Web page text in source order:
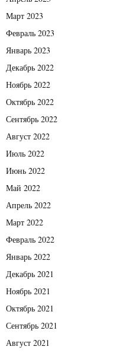
Март 2023
Февраль 2023
Январь 2023
Декабрь 2022
Ноябрь 2022
Октябрь 2022
Сентябрь 2022
Август 2022
Июль 2022
Июнь 2022
Май 2022
Апрель 2022
Март 2022
Февраль 2022
Январь 2022
Декабрь 2021
Ноябрь 2021
Октябрь 2021
Сентябрь 2021
Август 2021